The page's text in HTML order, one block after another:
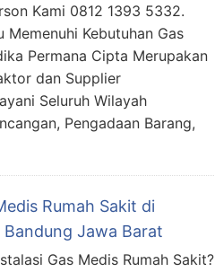
Kami 0812 1393 5332.
Memenuhi Kebutuhan Gas
Permana Cipta Merupakan
dan Supplier
Seluruh Wilayah
Pengadaan Barang,
Rumah Sakit di
Jawa Barat
Gas Medis Rumah Sakit?